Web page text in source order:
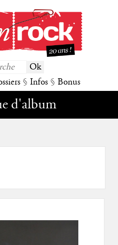
§ Infos § Bonus
d'album